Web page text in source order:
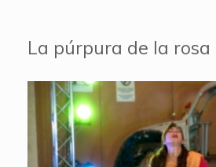
La púrpura de la rosa